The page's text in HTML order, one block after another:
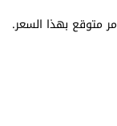
متوقع بهذا السعر.